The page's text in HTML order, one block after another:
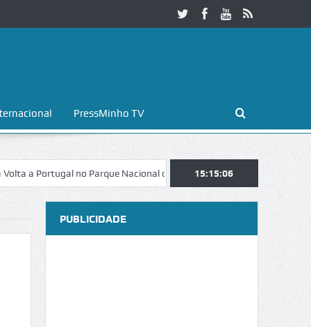
PressMinho TV
no Parque Nacional da Peneda-Gerês Esposende.
15:15:07
PUBLICIDADE